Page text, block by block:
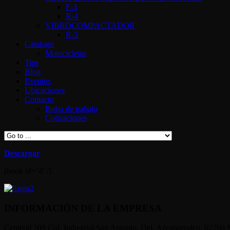
F-3
R-4
VIBROCOMPACTADOR
R-3
Catalogo
Motocicletas
Tips
Blog
Eventos
Ubicaciones
Contacto
Bolsa de trabajo
Cotizaciones
Descargar